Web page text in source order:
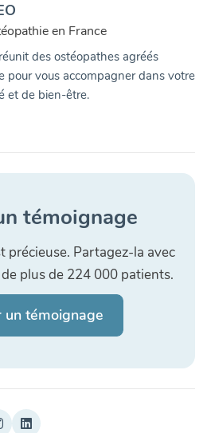
en France
des ostéopathes agréés
pour vous accompagner dans votre
et de bien-être.
témoignage
précieuse. Partagez-la avec
plus de 224 000 patients.
un témoignage